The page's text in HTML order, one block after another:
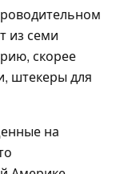
из семи
скорее
штекеры для
на